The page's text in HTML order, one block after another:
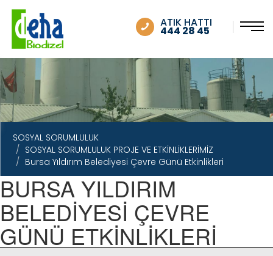
ATIK HATTI
444 28 45
SOSYAL SORUMLULUK
SOSYAL SORUMLULUK
SOSYAL SORUMLULUK PROJE VE ETKİNLİKLERİMİZ
Bursa Yıldırım Belediyesi Çevre Günü Etkinlikleri
BURSA YILDIRIM
BELEDİYESİ ÇEVRE
GÜNÜ ETKİNLİKLERİ